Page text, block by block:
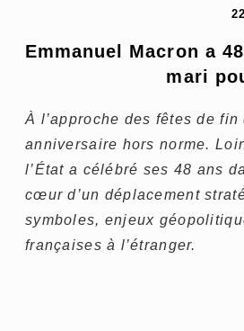
Emmanuel Macron a
mari
À l’approche des fêtes de
anniversaire hors norme.
l’État a célébré ses 48 ans
cœur d’un déplacement
symboles, enjeux
françaises à l’étranger.